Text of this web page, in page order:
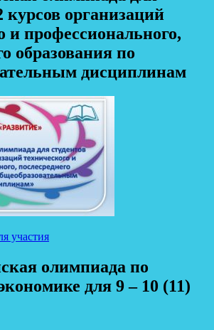
курсов организаций
и профессионального,
образования по
дисциплинам
участия
олимпиада по
для 9 – 10 (11)